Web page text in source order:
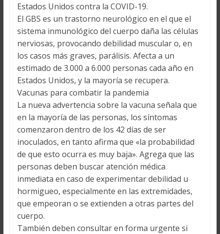
Estados Unidos contra la COVID-19.
El GBS es un trastorno neurológico en el que el
sistema inmunológico del cuerpo daña las células
nerviosas, provocando debilidad muscular o, en
los casos más graves, parálisis. Afecta a un
estimado de 3.000 a 6.000 personas cada año en
Estados Unidos, y la mayoría se recupera.
Vacunas para combatir la pandemia
La nueva advertencia sobre la vacuna señala que
en la mayoría de las personas, los síntomas
comenzaron dentro de los 42 días de ser
inoculados, en tanto afirma que «la probabilidad
de que esto ocurra es muy baja». Agrega que las
personas deben buscar atención médica
inmediata en caso de experimentar debilidad u
hormigueo, especialmente en las extremidades,
que empeoran o se extienden a otras partes del
cuerpo.
También deben consultar en forma urgente si